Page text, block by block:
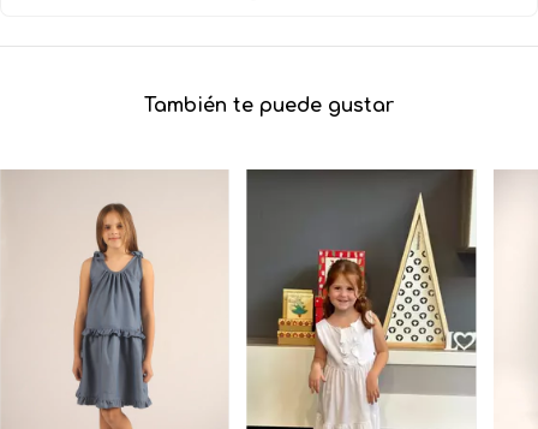
También te puede gustar